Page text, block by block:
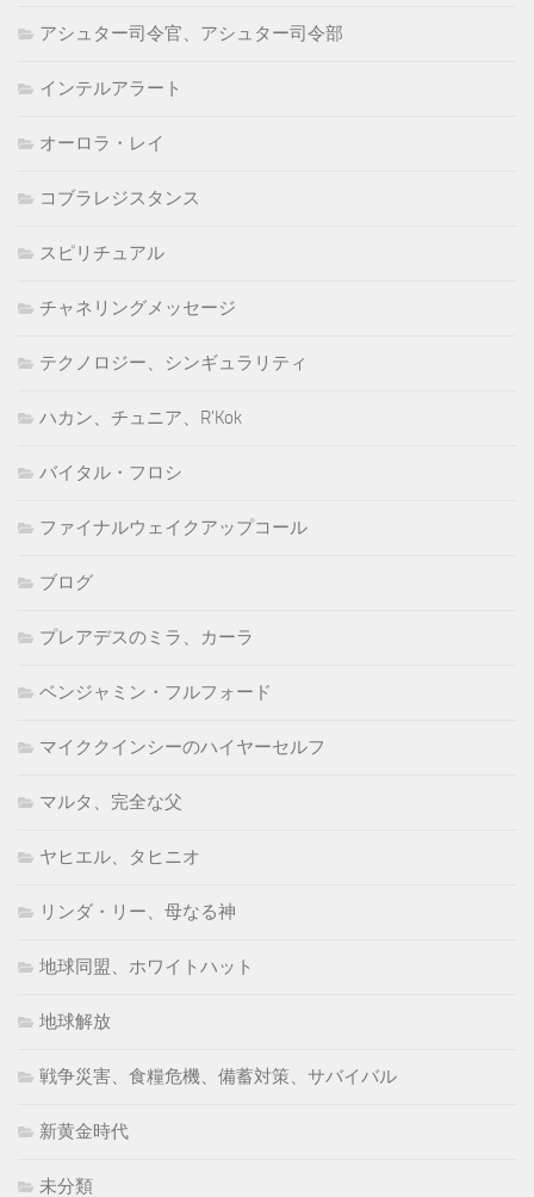
アシュター司令官、アシュター司令部
インテルアラート
オーロラ・レイ
コブラレジスタンス
スピリチュアル
チャネリングメッセージ
テクノロジー、シンギュラリティ
ハカン、チュニア、R'Kok
バイタル・フロシ
ファイナルウェイクアップコール
ブログ
プレアデスのミラ、カーラ
ベンジャミン・フルフォード
マイククインシーのハイヤーセルフ
マルタ、完全な父
ヤヒエル、タヒニオ
リンダ・リー、母なる神
地球同盟、ホワイトハット
地球解放
戦争災害、食糧危機、備蓄対策、サバイバル
新黄金時代
未分類